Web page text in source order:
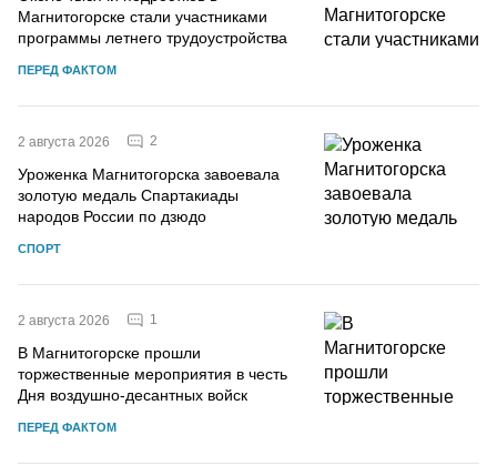
Магнитогорске стали участниками
программы летнего трудоустройства
ПЕРЕД ФАКТОМ
2 августа 2026 2
Уроженка Магнитогорска завоевала
золотую медаль Спартакиады
народов России по дзюдо
СПОРТ
2 августа 2026 1
В Магнитогорске прошли
торжественные мероприятия в честь
Дня воздушно-десантных войск
ПЕРЕД ФАКТОМ